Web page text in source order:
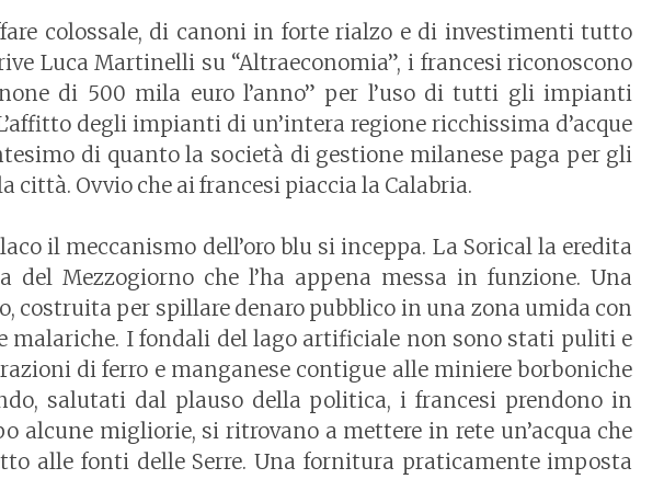
colossale, di canoni in forte rialzo e di investimenti tutto
Luca Martinelli su “Altraeconomia”, i francesi riconoscono
di 500 mila euro l’anno” per l’uso di tutti gli impianti
degli impianti di un’intera regione ricchissima d’acque
di quanto la società di gestione milanese paga per gli
città. Ovvio che ai francesi piaccia la Calabria.
il meccanismo dell’oro blu si inceppa. La Sorical la eredita
del Mezzogiorno che l’ha appena messa in funzione. Una
costruita per spillare denaro pubblico in una zona umida con
malariche. I fondali del lago artificiale non sono stati puliti e
di ferro e manganese contigue alle miniere borboniche
salutati dal plauso della politica, i francesi prendono in
alcune migliorie, si ritrovano a mettere in rete un’acqua che
alle fonti delle Serre. Una fornitura praticamente imposta